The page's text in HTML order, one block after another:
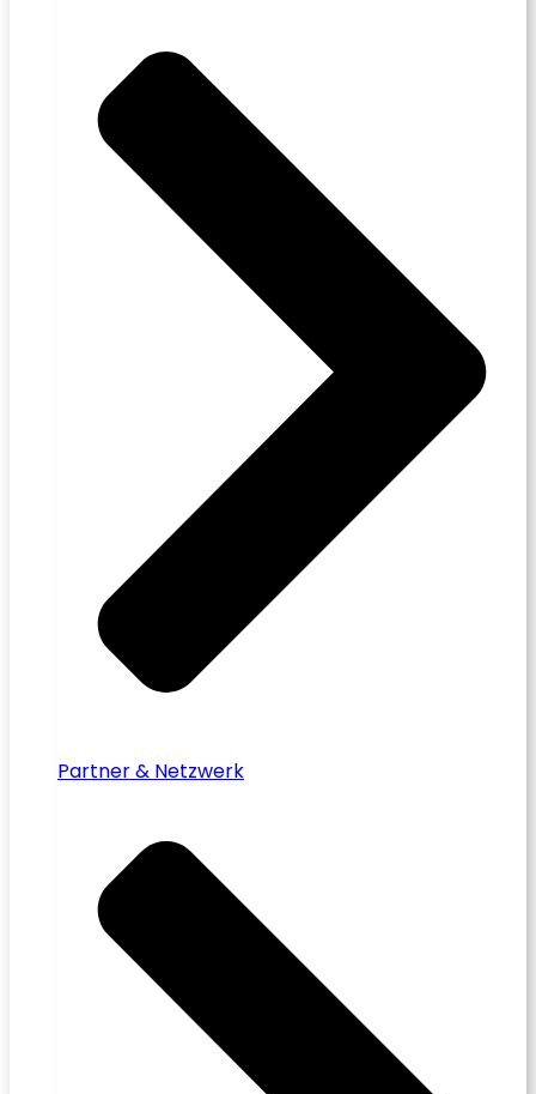
Partner & Netzwerk